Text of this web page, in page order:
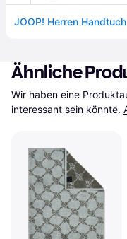
JOOP! Herren
Ähnliche
Wir haben eine
interessant sein könnte.